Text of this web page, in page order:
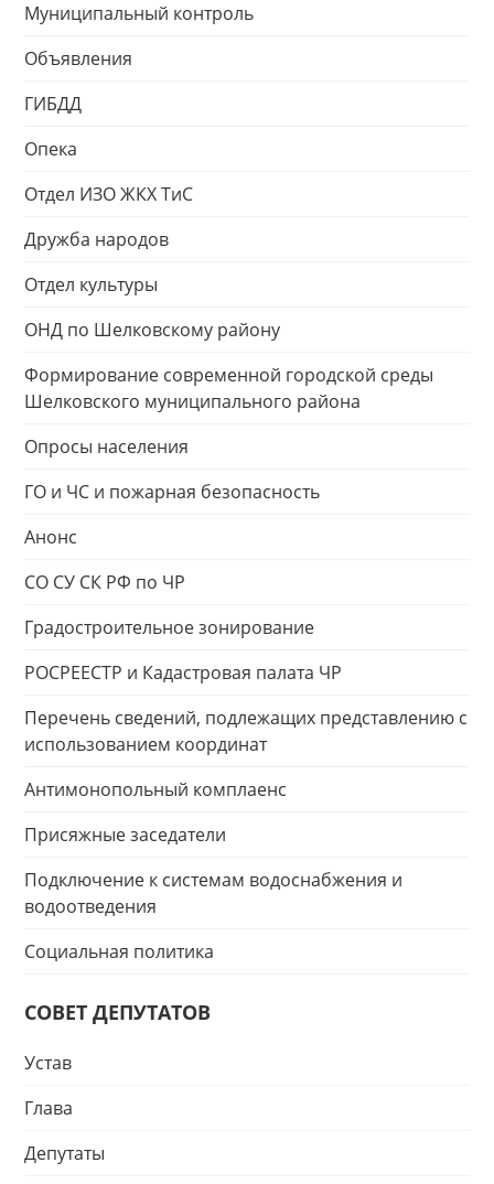
Муниципальный контроль
Объявления
ГИБДД
Опека
Отдел ИЗО ЖКХ ТиС
Дружба народов
Отдел культуры
ОНД по Шелковскому району
Формирование современной городской среды
Шелковского муниципального района
Опросы населения
ГО и ЧС и пожарная безопасность
Анонс
СО СУ СК РФ по ЧР
Градостроительное зонирование
РОСРЕЕСТР и Кадастровая палата ЧР
Перечень сведений, подлежащих представлению с
использованием координат
Антимонопольный комплаенс
Присяжные заседатели
Подключение к системам водоснабжения и
водоотведения
Социальная политика
СОВЕТ ДЕПУТАТОВ
Устав
Глава
Депутаты